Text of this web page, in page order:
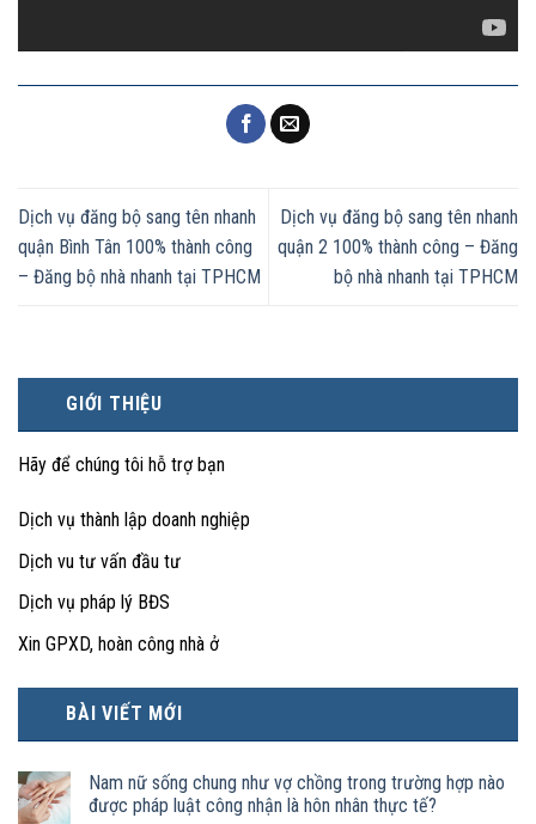
GIỚI THIỆU
Hãy để chúng tôi hỗ trợ bạn
Dịch vụ thành lập doanh nghiệp
Dịch vu tư vấn đầu tư
Dịch vụ pháp lý BĐS
Xin GPXD, hoàn công nhà ở
BÀI VIẾT MỚI
Nam nữ sống chung như vợ chồng trong trường hợp nào
được pháp luật công nhận là hôn nhân thực tế?
Dịch vụ đăng bộ sang tên nhanh
quận Bình Tân 100% thành công
– Đăng bộ nhà nhanh tại TPHCM
Dịch vụ đăng bộ sang tên nhanh
quận 2 100% thành công – Đăng
bộ nhà nhanh tại TPHCM